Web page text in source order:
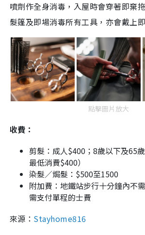
噴劑作全身消毒，入屋時會穿著即棄
髮篷及即場消毒所有工具，亦會戴上
點擊圖片放大
收費：
剪髮：成人$400；8歲以下及65
最低消費$400）
染髮／焗髮：$500至1500
附加費：地鐵站步行十分鐘內不
需支付單程的士費
來源： Stayhome816